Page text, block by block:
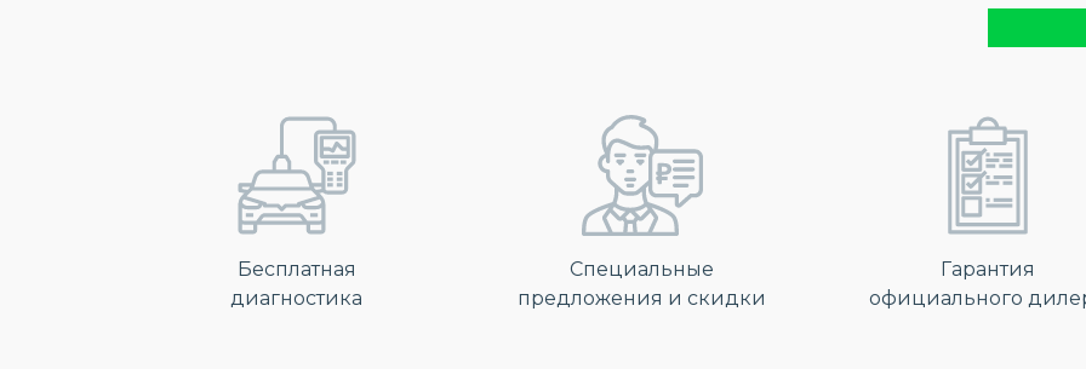
Бесплатная
диагностика
Специальные
предложения и скидки
Гарантия
официального